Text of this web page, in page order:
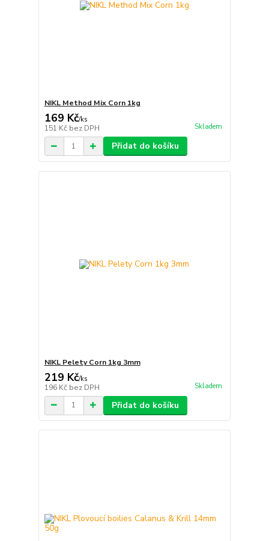
NIKL Method Mix Corn 1kg
169 Kč/ks
151 Kč bez DPH Skladem
Přidat do košíku
NIKL Pelety Corn 1kg 3mm
219 Kč/ks
196 Kč bez DPH Skladem
Přidat do košíku